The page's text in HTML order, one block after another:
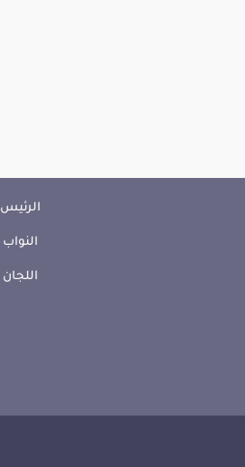
الرئيس
النواب
اللجان